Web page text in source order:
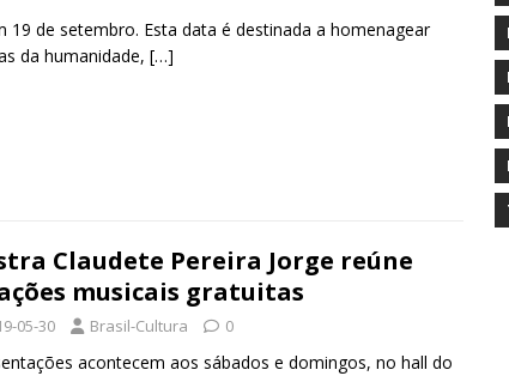
de setembro. Esta data é destinada a homenagear
da humanidade, […]
Claudete Pereira Jorge reúne
musicais gratuitas
05-30 Brasil-Cultura 0
acontecem aos sábados e domingos, no hall do